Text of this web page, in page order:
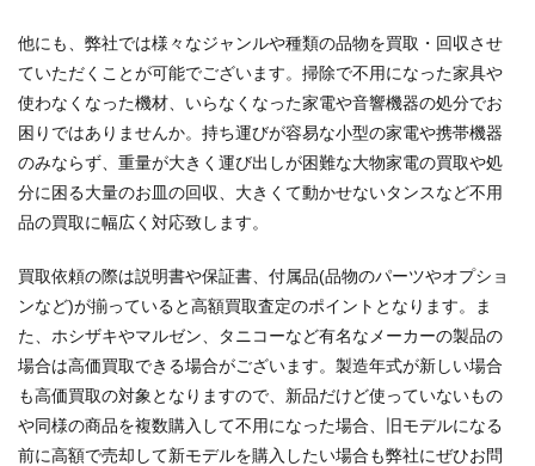
他にも、弊社では様々なジャンルや種類の品物を買取・回収させ
ていただくことが可能でございます。掃除で不用になった家具や
使わなくなった機材、いらなくなった家電や音響機器の処分でお
困りではありませんか。持ち運びが容易な小型の家電や携帯機器
のみならず、重量が大きく運び出しが困難な大物家電の買取や処
分に困る大量のお皿の回収、大きくて動かせないタンスなど不用
品の買取に幅広く対応致します。
買取依頼の際は説明書や保証書、付属品(品物のパーツやオプショ
ンなど)が揃っていると高額買取査定のポイントとなります。ま
た、ホシザキやマルゼン、タニコーなど有名なメーカーの製品の
場合は高価買取できる場合がございます。製造年式が新しい場合
も高価買取の対象となりますので、新品だけど使っていないもの
や同様の商品を複数購入して不用になった場合、旧モデルになる
前に高額で売却して新モデルを購入したい場合も弊社にぜひお問